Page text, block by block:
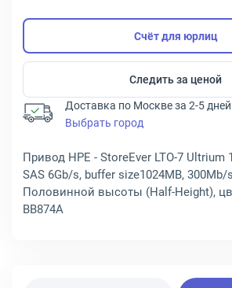
Счёт для юрлиц
Следить за ценой
Доставка по Москве за 2-5 дней
Выбрать город
Привод HPE - StoreEver LTO-7
SAS 6Gb/s, buffer size1024MB, 300Mb/
Половинной высоты (Half-Height),
BB874A